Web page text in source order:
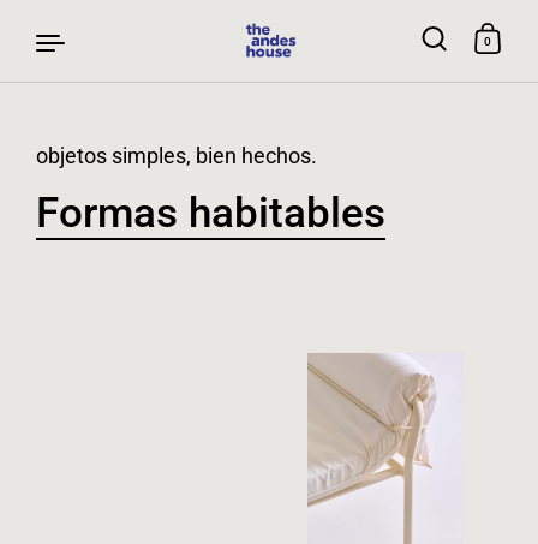
Skip to content
0
Formas habitables
objetos simples, bien hechos.